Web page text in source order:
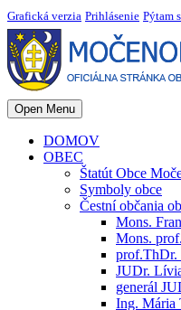
Grafická verzia Prihlásenie Pýtam
Open Menu
DOMOV
OBEC
Štatút Obce
Symboly obce
Čestní občania
Mons.
Mons.
prof.ThDr.
JUDr.
generál
Ing. Mária